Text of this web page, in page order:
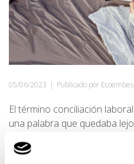
05/06/2023 | Publicado por Ecoembes
El término conciliación
una palabra que quedaba
cotidiano. Afortunadamente,
la conciliación es un asunto